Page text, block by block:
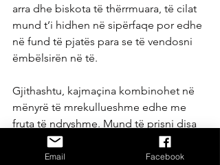
arra dhe biskota të thërrmuara, të cilat
mund t’i hidhen në sipërfaqe por edhe
në fund të pjatës para se të vendosni
ëmbëlsirën në të.
Gjithashtu, kajmaçina kombinohet në
mënyrë të mrekullueshme edhe me
fruta të ndryshme. Mund të prisni disa
luleshtrudhe dhe banane në kubikë të
vegjël dhe t’i vendosni në sipërfaqen e
Email Facebook